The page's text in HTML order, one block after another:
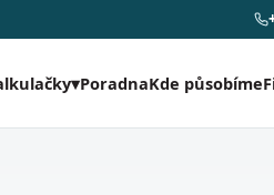
▾PoradnaKde působíme